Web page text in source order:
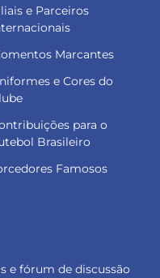
e Parceiros
Marcantes
e Cores do
para o
Brasileiro
Famosos
e fórum de discussão